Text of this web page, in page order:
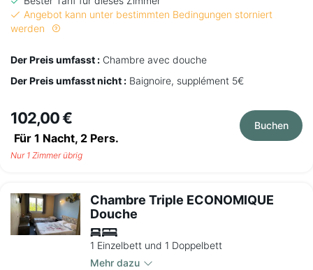
Angebot kann unter bestimmten Bedingungen storniert
werden
Der Preis umfasst : Chambre avec douche
Der Preis umfasst nicht : Baignoire, supplément 5€
102,00 €
Für 1 Nacht, 2 Pers.
Buchen
Nur 1 Zimmer übrig
Chambre Triple ECONOMIQUE
Douche
1 Einzelbett und 1 Doppelbett
Mehr dazu